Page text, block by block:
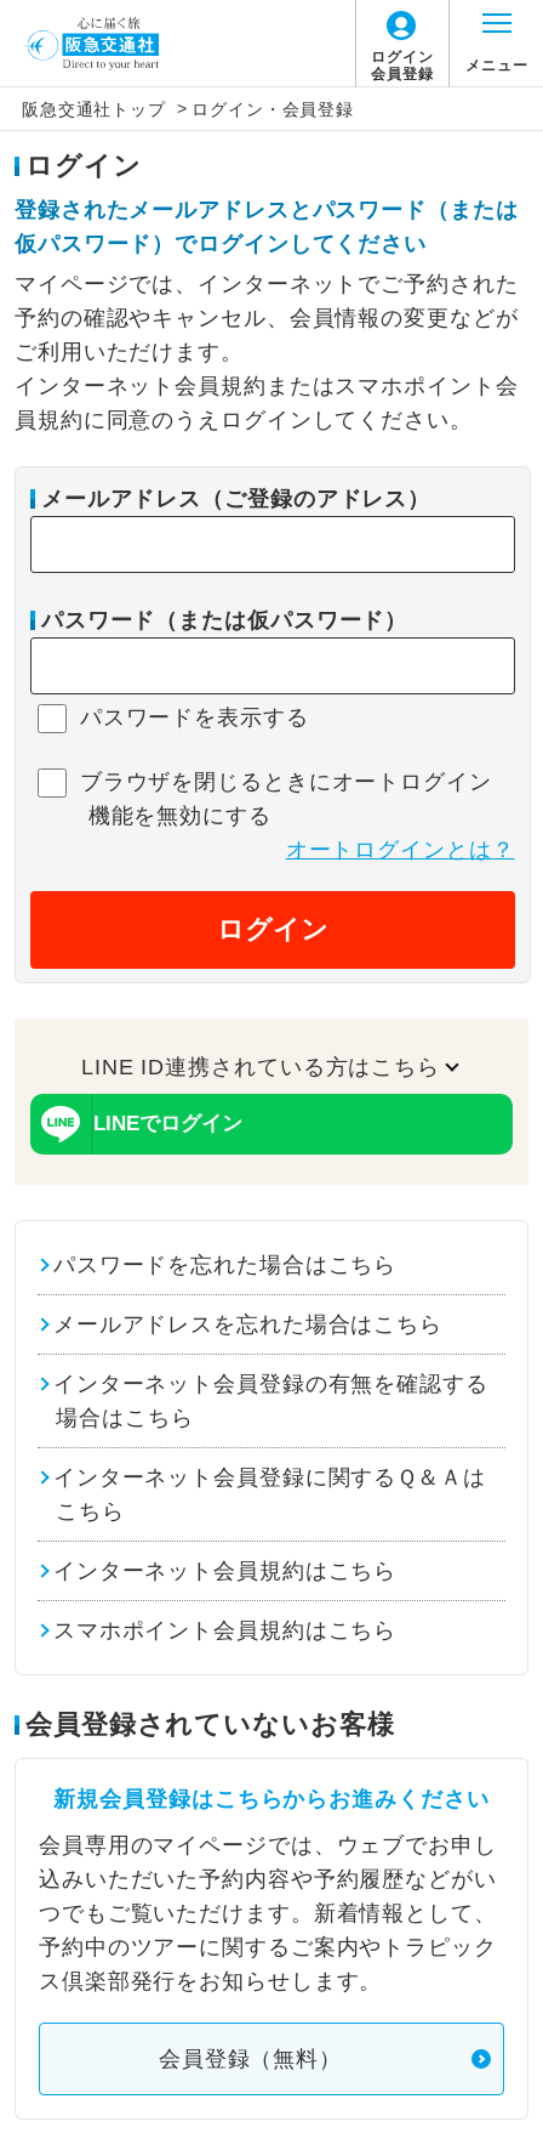
ログイン
会員登録
メニュー
阪急交通社トップ > ログイン・会員登録
ログイン
登録されたメールアドレスとパスワード（または
仮パスワード）でログインしてください
マイページでは、インターネットでご予約された
予約の確認やキャンセル、会員情報の変更などが
ご利用いただけます。
インターネット会員規約またはスマホポイント会
員規約に同意のうえログインしてください。
メールアドレス（ご登録のアドレス）
パスワード（または仮パスワード）
パスワードを表示する
ブラウザを閉じるときにオートログイン
機能を無効にする
オートログインとは？
ログイン
LINE ID連携されている方はこちら
LINEでログイン
パスワードを忘れた場合はこちら
メールアドレスを忘れた場合はこちら
インターネット会員登録の有無を確認する
場合はこちら
インターネット会員登録に関するＱ＆Ａは
こちら
インターネット会員規約はこちら
スマホポイント会員規約はこちら
会員登録されていないお客様
新規会員登録はこちらからお進みください
会員専用のマイページでは、ウェブでお申し
込みいただいた予約内容や予約履歴などがい
つでもご覧いただけます。新着情報として、
予約中のツアーに関するご案内やトラピック
ス倶楽部発行をお知らせします。
会員登録（無料）